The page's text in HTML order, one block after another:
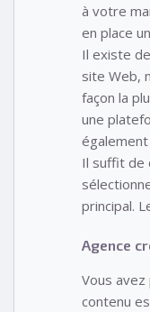
à votre
en place
Il existe
site Web,
façon la
une
Il suffit de
principal.
Agence
Vous
contenu